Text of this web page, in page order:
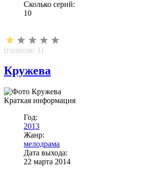
Сколько серий:
10
(голосов: 1 )
Кружева
Краткая информация
Год:
2013
Жанр:
мелодрама
Дата выхода:
22 марта 2014